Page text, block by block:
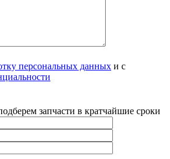
персональных данных и с
запчасти в кратчайшие сроки